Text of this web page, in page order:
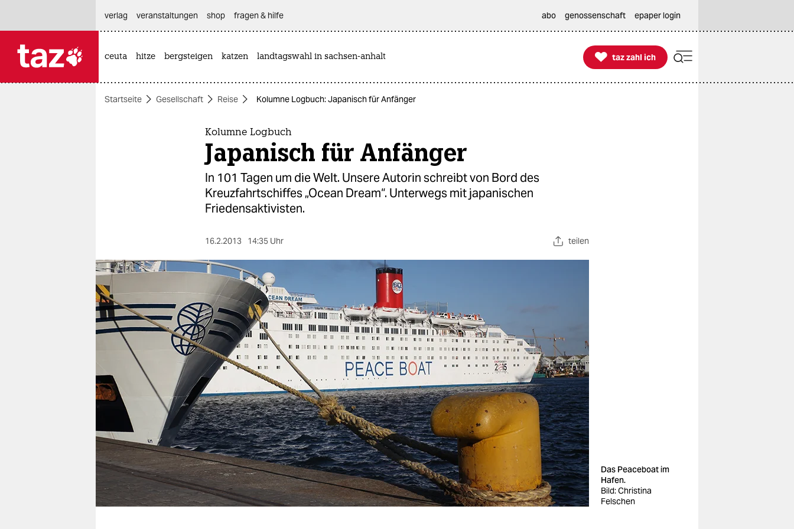
themen
berlin
nord
wahrheit
verlag
veranstaltungen
fragen & hilfe
unterstützen
abo
genossenschaft
verlag
veranstaltungen shop fragen & hilfe abo genossenschaft epaper login
ceuta hitze bergsteigen katzen landtagswahl in sachsen-anhalt 
taz zahl ich
taz zahl ich
Startseite Gesellschaft Reise Kolumne Logbuch: Japanisch für Anfänger
Kolumne Logbuch
Japanisch für Anfänger
In 101 Tagen um die Welt. Unsere Autorin schreibt von Bord des
Kreuzfahrtschiffes „Ocean Dream“. Unterwegs mit japanischen
Friedensaktivisten.
16.2.2013 14:35 Uhr teilen
Das Peaceboat im
Hafen.
Bild: Christina
Felschen